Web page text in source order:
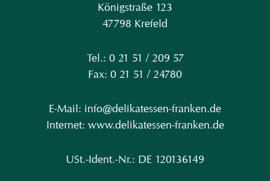
Königstraße 123
47798 Krefeld
Tel.: 0 21 51 / 209 57
Fax: 0 21 51 / 24780
E-Mail: info@delikatessen-franken.de
Internet: www.delikatessen-franken.de
USt.-Ident.-Nr.: DE 120136149